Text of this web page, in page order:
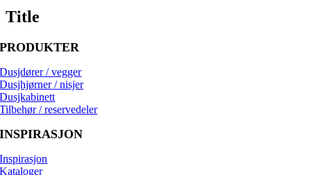
Title
PRODUKTER
Dusjdører / vegger
Dusjhjørner / nisjer
Dusjkabinett
Tilbehør / reservedeler
INSPIRASJON
Inspirasjon
Kataloger